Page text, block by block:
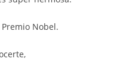
Nobel.